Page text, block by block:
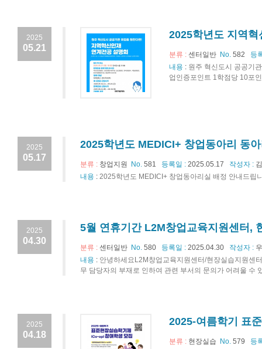
2025
05.21
2025학년도 지역
분류 : 센터일반 No. 582
등
내용 : 원주 혁신도시 공공기
업인증포인트 1학점당 10포
2025
05.17
2025학년도 MEDICI+ 창업동아리 동
분류 : 창업지원 No. 581 등록일 : 2025.05.17 작성자 :
내용 : 2025학년도 MEDICI+ 창업동아리실 배정 안내드립
2025
04.30
5월 연휴기간 L2M창업교육지원센터,
분류 : 센터일반 No. 580 등록일 : 2025.04.30 작성자 :
내용 : 안녕하세요L2M창업교육지원센터/현장실습지원센
무 담당자의 부재로 인하여 관련 부서의 문의가 어려울 수
2025
04.18
2025-여름학기 표
분류 : 현장실습 No. 579
등